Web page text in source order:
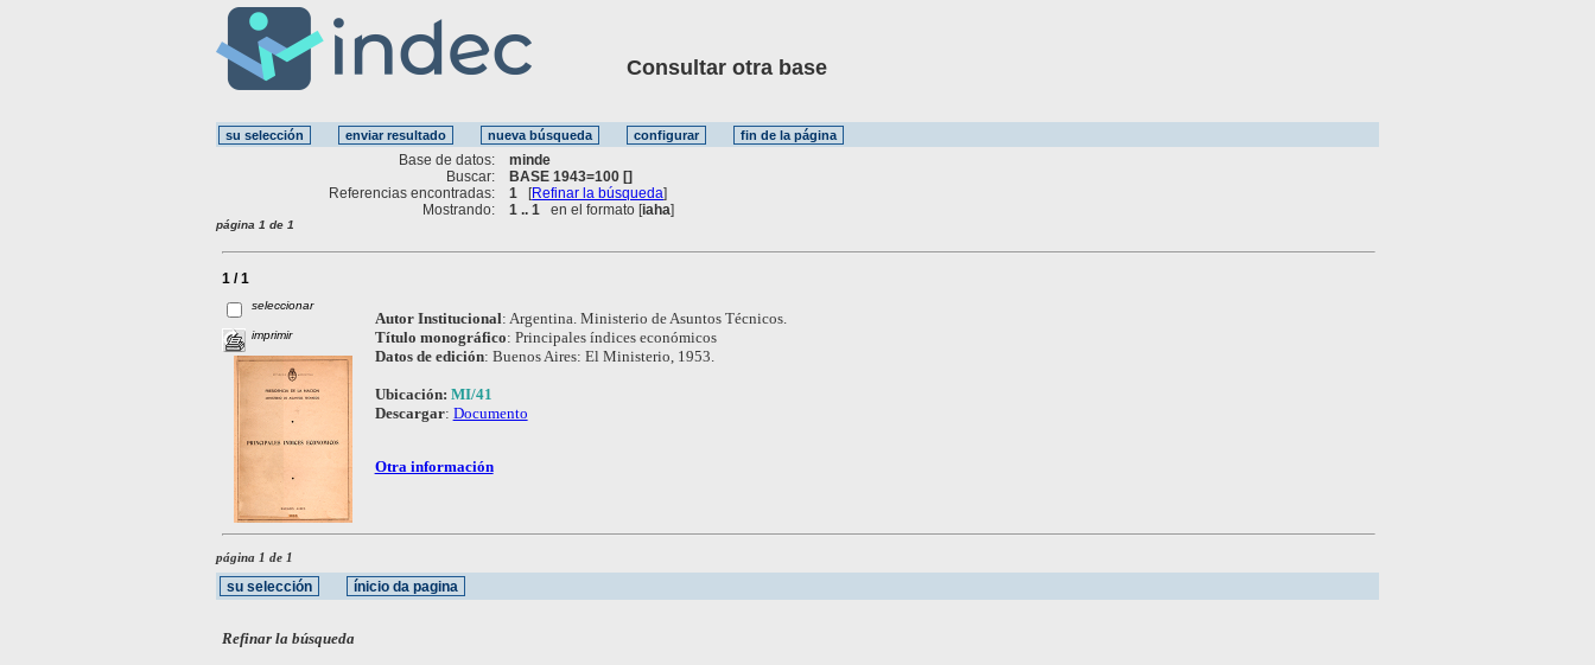
Consultar otra base
Base de datos:
minde
Buscar:
BASE 1943=100 []
Referencias encontradas:
1 [Refinar la búsqueda]
Mostrando:
1 .. 1 en el formato [iaha]
página 1 de 1
1 / 1
seleccionar
imprimir
Autor Institucional: Argentina. Ministerio de Asuntos Técnicos.
Título monográfico: Principales índices económicos
Datos de edición: Buenos Aires: El Ministerio, 1953.
Ubicación: MI/41
Descargar: Documento
Otra información
página 1 de 1
Refinar la búsqueda